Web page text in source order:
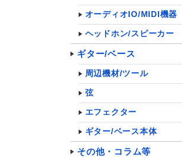
オーディオIO/MIDI機器
ヘッドホン/スピーカー
ギター/ベース
周辺機材/ツール
弦
エフェクター
ギター/ベース本体
その他・コラム等